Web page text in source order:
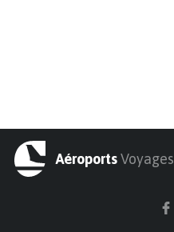
AéroportsVoyages